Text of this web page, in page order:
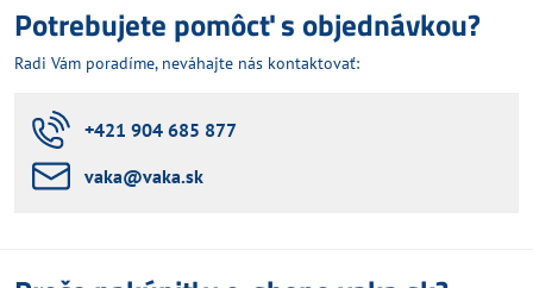
Potrebujete pomôcť s objednávkou?
Radi Vám poradíme, neváhajte nás kontaktovať:
+421 904 685 877
vaka​@vaka​.sk